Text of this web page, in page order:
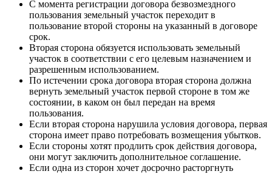
С момента регистрации договора безвозмездного
пользования земельный участок переходит в
пользование второй стороны на указанный в договоре
срок.
Вторая сторона обязуется использовать земельный
участок в соответствии с его целевым назначением и
разрешенным использованием.
По истечении срока договора вторая сторона должна
вернуть земельный участок первой стороне в том же
состоянии, в каком он был передан на время
пользования.
Если вторая сторона нарушила условия договора, первая
сторона имеет право потребовать возмещения убытков.
Если стороны хотят продлить срок действия договора,
они могут заключить дополнительное соглашение.
Если одна из сторон хочет досрочно расторгнуть